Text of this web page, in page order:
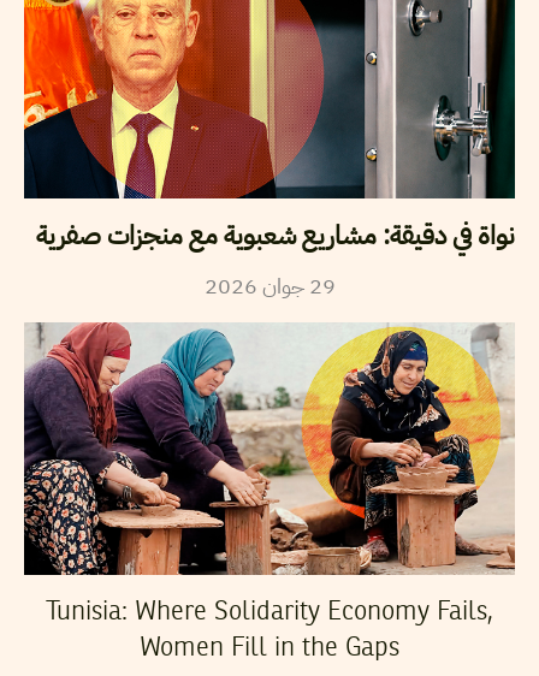
نواة في دقيقة: مشاريع شعبوية مع منجزات صفرية
29 جوان2026
Tunisia: Where Solidarity Economy Fails,
Women Fill in the Gaps